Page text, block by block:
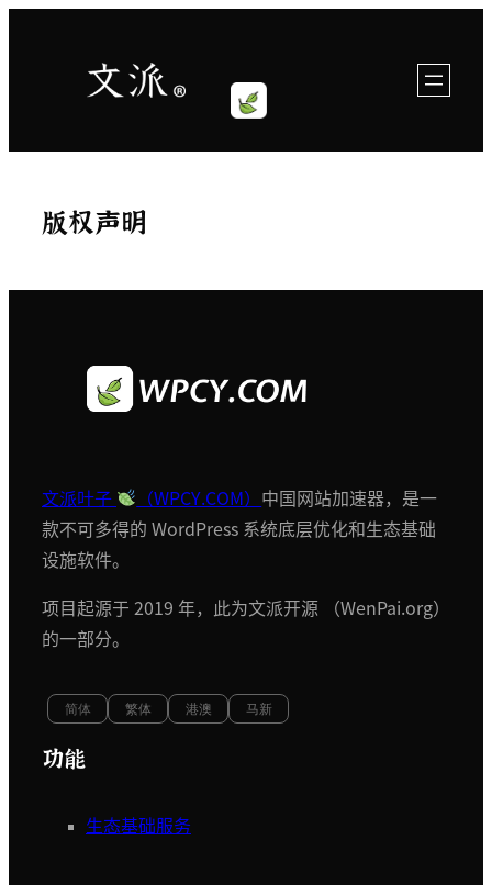
版权声明
文派叶子 （WPCY.COM） 中国网站加速器，是一
款不可多得的 WordPress 系统底层优化和生态基础
设施软件。
项目起源于 2019 年，此为文派开源 （WenPai.org）
的一部分。
简体 繁体 港澳 马新
功能
生态基础服务